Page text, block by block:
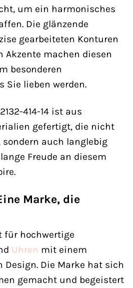
um ein harmonisches
Die glänzende
gearbeiteten Konturen
Akzente machen diesen
besonderen
Sie lieben werden.
414-14 ist aus
gefertigt, die nicht
sondern auch langlebig
Freude an diesem
Marke, die
für hochwertige
Uhren mit einem
Design. Die Marke hat sich
gemacht und begeistert